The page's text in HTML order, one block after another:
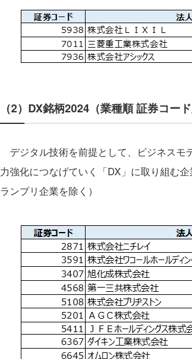
（2）DX銘柄2024（業種順 証券コード
デジタル技術を前提として、ビジネスモ
力強化につなげていく「DX」に取り組む
ランプリ企業を除く）